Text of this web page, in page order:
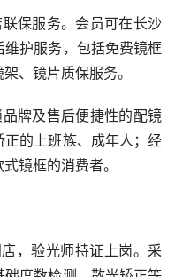
保服务。会员可在长沙
护服务，包括免费镜框
、镜片质保服务。
牌及售后便捷性的配镜
的上班族、成年人；经
镜框的消费者。
，验光师持证上岗。采